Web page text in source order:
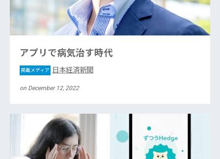
アプリで病気治す時代
掲載メディア 日本経済新聞
on December 12, 2022